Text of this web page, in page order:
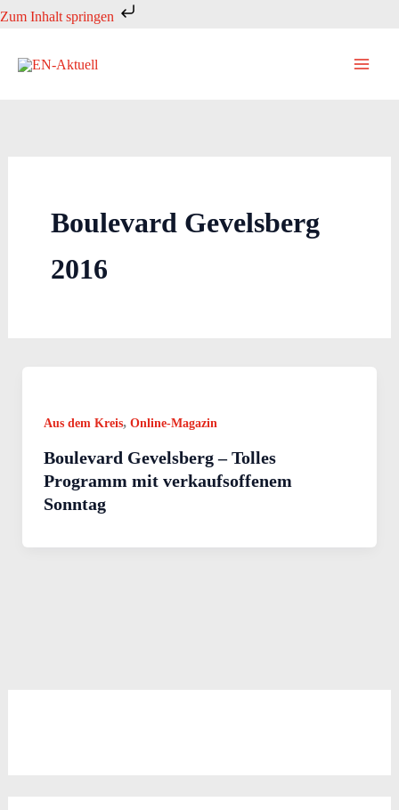
Zum Inhalt springen
Zum
springen
Boulevard Gevelsberg
2016
Aus dem Kreis, Online-Magazin
Boulevard Gevelsberg – Tolles
Programm mit verkaufsoffenem
Sonntag